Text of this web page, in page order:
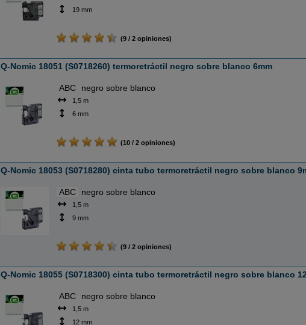
19 mm
(9 / 2 opiniones)
Q-Nomic 18051 (S0718260) termoretráctil negro sobre blanco 6mm
ABC negro sobre blanco
1,5 m
6 mm
(10 / 2 opiniones)
Q-Nomic 18053 (S0718280) cinta tubo termoretráctil negro sobre blanco
ABC negro sobre blanco
1,5 m
9 mm
(9 / 2 opiniones)
Q-Nomic 18055 (S0718300) cinta tubo termoretráctil negro sobre blanco
ABC negro sobre blanco
1,5 m
12 mm